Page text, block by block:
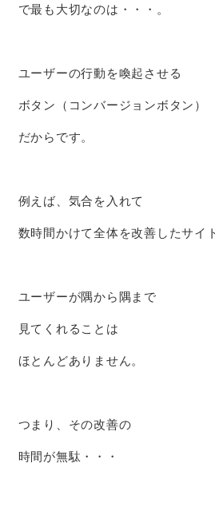
で最も大切なのは・・・。
ユーザーの行動を喚起させる
ボタン（コンバージョンボタン）
だからです。
例えば、気合を入れて
数時間かけて全体を改善したサイト
ユーザーが隅から隅まで
見てくれることは
ほとんどありません。
つまり、その改善の
時間が無駄・・・